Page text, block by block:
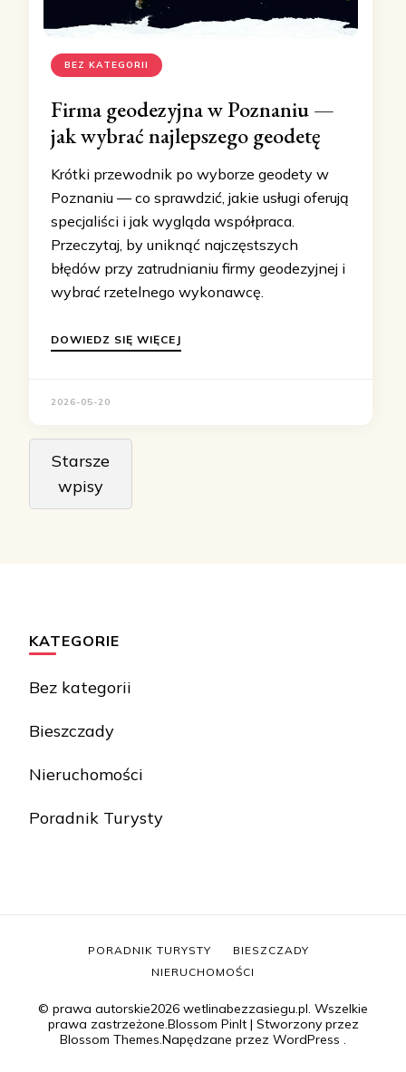
BEZ KATEGORII
Firma geodezyjna w Poznaniu —
jak wybrać najlepszego geodetę
Krótki przewodnik po wyborze geodety w
Poznaniu — co sprawdzić, jakie usługi oferują
specjaliści i jak wygląda współpraca.
Przeczytaj, by uniknąć najczęstszych
błędów przy zatrudnianiu firmy geodezyjnej i
wybrać rzetelnego wykonawcę.
DOWIEDZ SIĘ WIĘCEJ
2026-05-20
Nawigacja
po
wpisach
Starsze
wpisy
KATEGORIE
Bez kategorii
Bieszczady
Nieruchomości
Poradnik Turysty
© prawa autorskie2026 wetlinabezzasiegu.pl . Wszelkie
prawa zastrzeżone. Blossom PinIt | Stworzony przez
Blossom Themes .Napędzane przez WordPress
PORADNIK TURYSTY
BIESZCZADY
NIERUCHOMOŚCI